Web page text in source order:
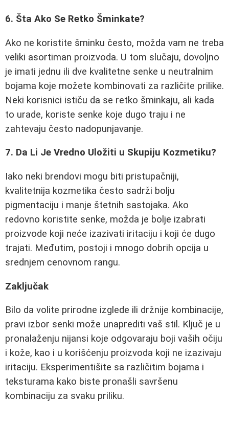
6. Šta Ako Se Retko Šminkate?
Ako ne koristite šminku često, možda vam ne treba
veliki asortiman proizvoda. U tom slučaju, dovoljno
je imati jednu ili dve kvalitetne senke u neutralnim
bojama koje možete kombinovati za različite prilike.
Neki korisnici ističu da se retko šminkaju, ali kada
to urade, koriste senke koje dugo traju i ne
zahtevaju često nadopunjavanje.
7. Da Li Je Vredno Uložiti u Skupiju Kozmetiku?
Iako neki brendovi mogu biti pristupačniji,
kvalitetnija kozmetika često sadrži bolju
pigmentaciju i manje štetnih sastojaka. Ako
redovno koristite senke, možda je bolje izabrati
proizvode koji neće izazivati iritaciju i koji će dugo
trajati. Međutim, postoji i mnogo dobrih opcija u
srednjem cenovnom rangu.
Zaključak
Bilo da volite prirodne izglede ili držnije kombinacije,
pravi izbor senki može unaprediti vaš stil. Ključ je u
pronalaženju nijansi koje odgovaraju boji vaših očiju
i kože, kao i u korišćenju proizvoda koji ne izazivaju
iritaciju. Eksperimentišite sa različitim bojama i
teksturama kako biste pronašli savršenu
kombinaciju za svaku priliku.